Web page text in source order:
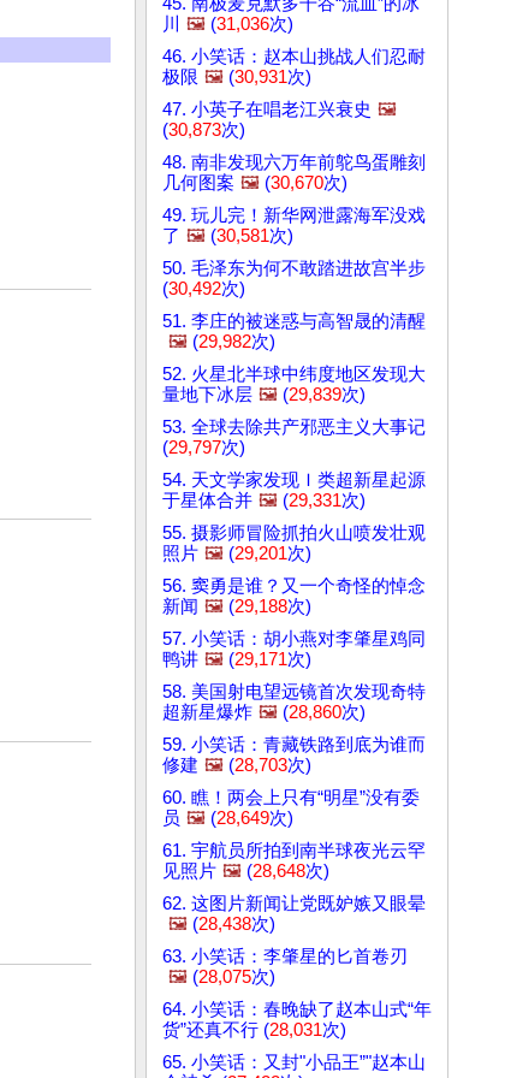
川
🖼️ (31,036次)
46. 小笑话：赵本山挑战人们忍耐
极限 🖼️ (30,931次)
47. 小英子在唱老江兴衰史 🖼️
(30,873次)
48. 南非发现六万年前鸵鸟蛋雕刻
几何图案 🖼️ (30,670次)
49. 玩儿完！新华网泄露海军没戏
了 🖼️ (30,581次)
50. 毛泽东为何不敢踏进故宫半步
(30,492次)
51. 李庄的被迷惑与高智晟的清醒
🖼️ (29,982次)
52. 火星北半球中纬度地区发现大
量地下冰层 🖼️ (29,839次)
53. 全球去除共产邪恶主义大事记
(29,797次)
54. 天文学家发现Ｉ类超新星起源
于星体合并 🖼️ (29,331次)
55. 摄影师冒险抓拍火山喷发壮观
照片 🖼️ (29,201次)
56. 窦勇是谁？又一个奇怪的悼念
新闻 🖼️ (29,188次)
57. 小笑话：胡小燕对李肇星鸡同
鸭讲 🖼️ (29,171次)
58. 美国射电望远镜首次发现奇特
超新星爆炸 🖼️ (28,860次)
59. 小笑话：青藏铁路到底为谁而
修建 🖼️ (28,703次)
60. 瞧！两会上只有“明星”没有委
员 🖼️ (28,649次)
61. 宇航员所拍到南半球夜光云罕
见照片 🖼️ (28,648次)
62. 这图片新闻让党既妒嫉又眼晕
🖼️ (28,438次)
63. 小笑话：李肇星的匕首卷刃
🖼️ (28,075次)
64. 小笑话：春晚缺了赵本山式“年
货”还真不行 (28,031次)
65. 小笑话：又封"小品王”"赵本山